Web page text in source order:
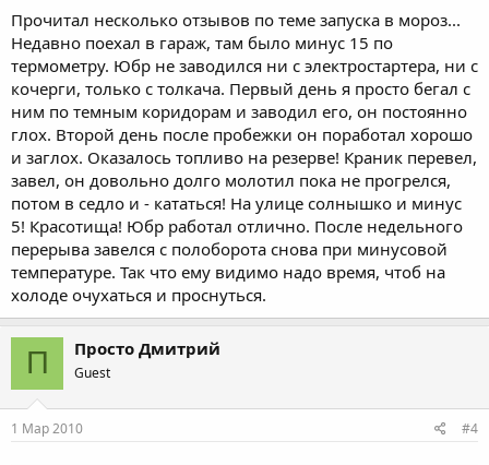
Прочитал несколько отзывов по теме запуска в мороз...
Недавно поехал в гараж, там было минус 15 по
термометру. Юбр не заводился ни с электростартера, ни с
кочерги, только с толкача. Первый день я просто бегал с
ним по темным коридорам и заводил его, он постоянно
глох. Второй день после пробежки он поработал хорошо
и заглох. Оказалось топливо на резерве! Краник перевел,
завел, он довольно долго молотил пока не прогрелся,
потом в седло и - кататься! На улице солнышко и минус
5! Красотища! Юбр работал отлично. После недельного
перерыва завелся с полоборота снова при минусовой
температуре. Так что ему видимо надо время, чтоб на
холоде очухаться и проснуться.
П Просто Дмитрий
Guest
1 Мар 2010 #4